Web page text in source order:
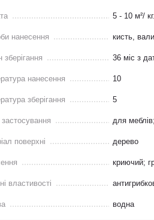
5 - 10 м²/ кг.
нанесення кисть,
зберігання 36 міс з
нанесення 10
зберігання 5
застосування для
поверхні дерево
криючий;
властивості
водна